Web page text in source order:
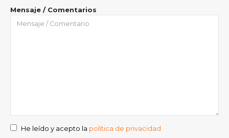
Mensaje / Comentarios
He leído y acepto la política de privacidad